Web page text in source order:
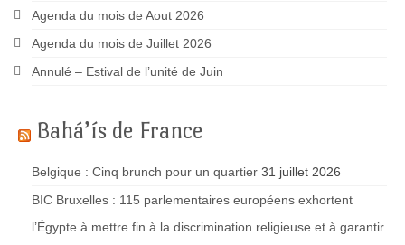
Agenda du mois de Aout 2026
Agenda du mois de Juillet 2026
Annulé – Estival de l’unité de Juin
Bahá’ís de France
Belgique : Cinq brunch pour un quartier 31 juillet 2026
BIC Bruxelles : 115 parlementaires européens exhortent
l’Égypte à mettre fin à la discrimination religieuse et à garantir